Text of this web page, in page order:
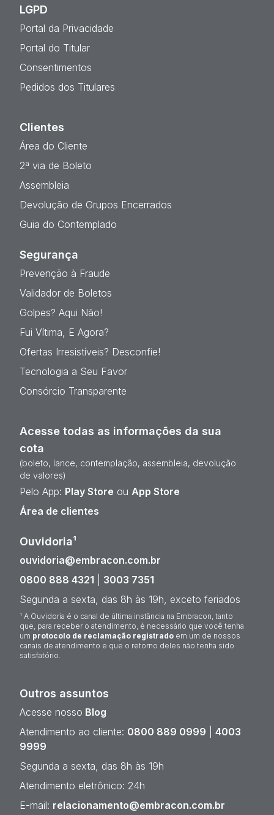
LGPD
Portal da Privacidade
Portal do Titular
Consentimentos
Pedidos dos Titulares
Clientes
Área do Cliente
2ª via de Boleto
Assembleia
Devolução de Grupos Encerrados
Guia do Contemplado
Segurança
Prevenção à Fraude
Validador de Boletos
Golpes? Aqui Não!
Fui Vítima, E Agora?
Ofertas Irresistíveis? Desconfie!
Tecnologia a Seu Favor
Consórcio Transparente
Acesse todas as informações da sua
cota
(boleto, lance, contemplação, assembleia, devolução
de valores)
Pelo App: Play Store ou App Store
Área de clientes
Ouvidoria¹
ouvidoria@embracon.com.br
0800 888 4321
3003 7351
Segunda a sexta, das 8h às 19h, exceto feriados
¹ A Ouvidoria é o canal de última instância na Embracon, tanto
que, para receber o atendimento, é necessário que você tenha
um protocolo de reclamação registrado em um de nossos
canais de atendimento e que o retorno deles não tenha sido
satisfatório.
Outros assuntos
Acesse nosso Blog
Atendimento ao cliente: 0800 889 0999
4003
9999
Segunda a sexta, das 8h às 19h
Atendimento eletrônico: 24h
E-mail: relacionamento@embracon.com.br